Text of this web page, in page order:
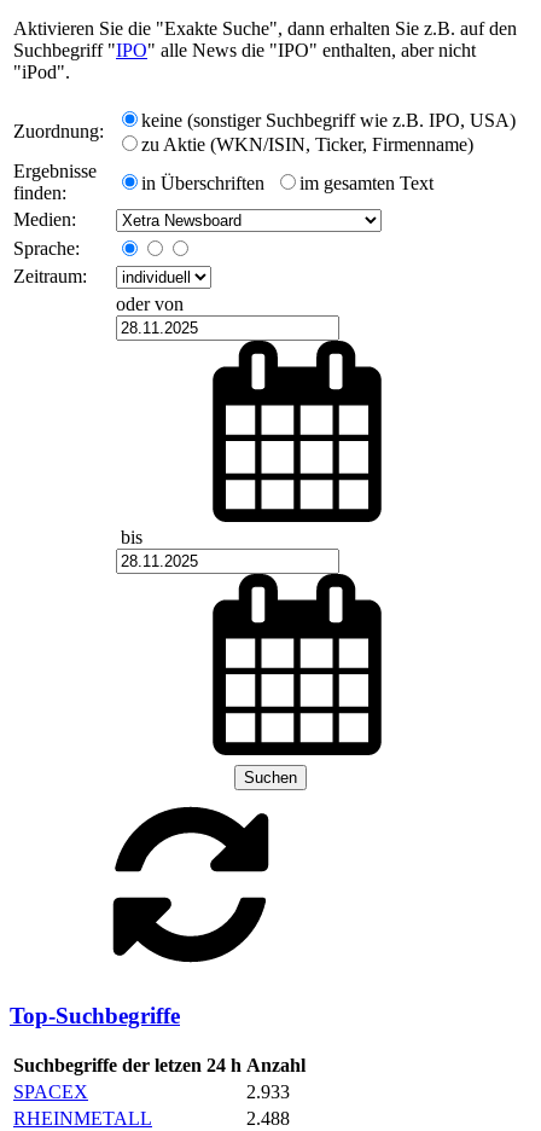
Aktivieren Sie die "Exakte Suche", dann erhalten Sie z.B. auf den
Suchbegriff "IPO" alle News die "IPO" enthalten, aber nicht
"iPod".
Zuordnung:
keine (sonstiger Suchbegriff wie z.B. IPO, USA)
zu Aktie (WKN/ISIN, Ticker, Firmenname)
Ergebnisse
finden:
in Überschriften
im gesamten Text
Medien:
Sprache:
Zeitraum:
oder von
bis
Suchen
Top-Suchbegriffe
Suchbegriffe der letzen 24 h Anzahl
SPACEX
2.933
RHEINMETALL
2.488